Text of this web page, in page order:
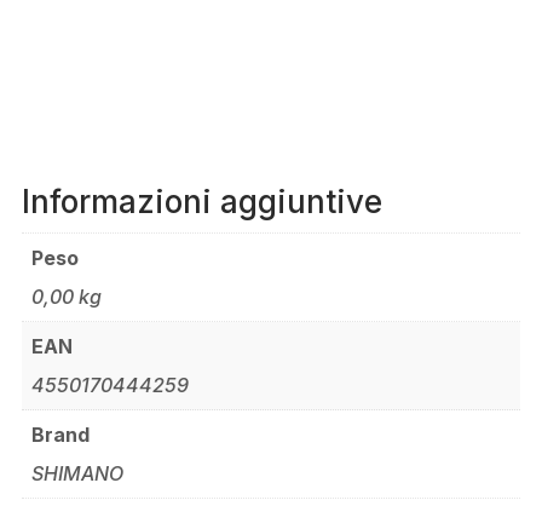
Informazioni aggiuntive
Peso
0,00 kg
EAN
4550170444259
Brand
SHIMANO